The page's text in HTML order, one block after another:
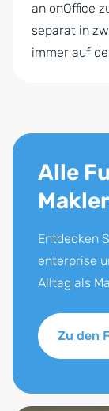
an onOffice
separat in
immer auf
Alle
Entdecken
enterprise
Alltag als
Zu den